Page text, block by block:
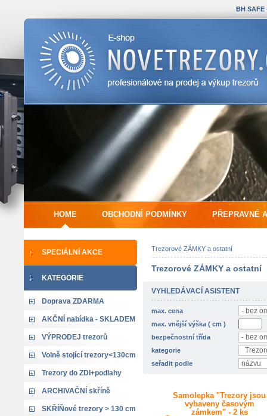
BH SAFE
HOME OBCHODNÍ PODMÍNKY PŘEPRAVNÉ
SPECIÁLNÍ AKCE
KATEGORIE
Doprava ZDARMA
AKČNÍ nabídka - SKLADEM
VÝPRODEJ trezorů
Volně stojící trezory<130cm
Trezory do ZDI+podlahy
ARCHIVAČNÍ skříně
SKŘÍŇové trezory > 130 cm
Trezorové ZÁMKY a ostatní
Trezorové ZÁMKY a ostatní
VYHLEDÁVACÍ ASISTENT
max. cena
max. vnější výška ( cm )
bezpečnostní třída
kategorie
seřadit podle
Samolepka "Trezory jsou
vybaveny časovým
zámkem" - 2 ks